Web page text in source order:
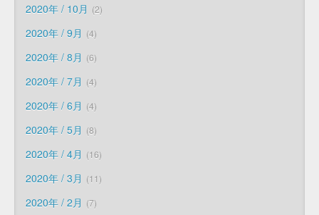
2020年 / 10月 2
2020年 / 9月 4
2020年 / 8月 6
2020年 / 7月 4
2020年 / 6月 4
2020年 / 5月 8
2020年 / 4月 16
2020年 / 3月 11
2020年 / 2月 7